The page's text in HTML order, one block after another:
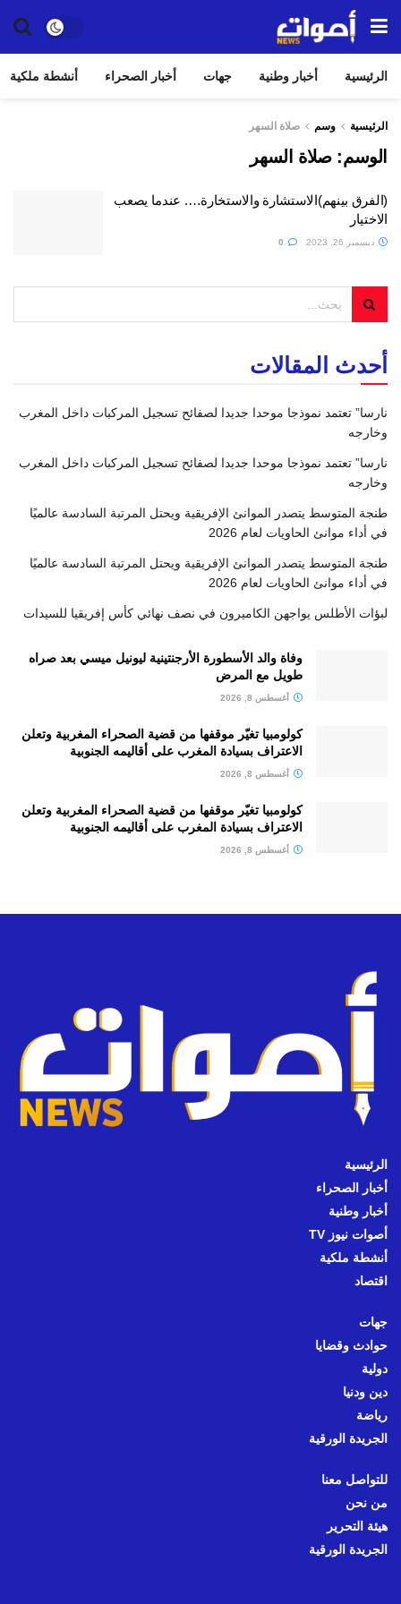
الرئيسية أخبار وطنية جهات أخبار الصحراء أنشطة ملكية
الرئيسية وسم صلاة السهر
الوسم:صلاة السهر
(الفرق بينهم)الاستشارة والاستخارة…. عندما يصعب
الاختيار
ديسمبر 26, 2023
أحدث المقالات
نارسا” تعتمد نموذجا موحدا جديدا لصفائح تسجيل المركبات داخل المغرب
وخارجه
نارسا” تعتمد نموذجا موحدا جديدا لصفائح تسجيل المركبات داخل المغرب
وخارجه
طنجة المتوسط يتصدر الموانئ الإفريقية ويحتل المرتبة السادسة عالميًا
في أداء موانئ الحاويات لعام 2026
طنجة المتوسط يتصدر الموانئ الإفريقية ويحتل المرتبة السادسة عالميًا
في أداء موانئ الحاويات لعام 2026
لبؤات الأطلس يواجهن الكاميرون في نصف نهائي كأس إفريقيا للسيدات
وفاة والد الأسطورة الأرجنتينية ليونيل ميسي بعد صراه
طويل مع المرض
أغسطس 8, 2026
كولومبيا تغيّر موقفها من قضية الصحراء المغربية وتعلن
الاعتراف بسيادة المغرب على أقاليمه الجنوبية
أغسطس 8, 2026
كولومبيا تغيّر موقفها من قضية الصحراء المغربية وتعلن
الاعتراف بسيادة المغرب على أقاليمه الجنوبية
أغسطس 8, 2026
الرئيسية
أخبار الصحراء
أخبار وطنية
أصوات نيوز TV
أنشطة ملكية
اقتصاد
جهات
حوادث وقضايا
دولية
دين ودنيا
رياضة
الجريدة الورقية
للتواصل معنا
من نحن
هيئة التحرير
الجريدة الورقية